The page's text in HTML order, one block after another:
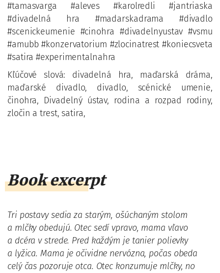
#tamasvarga #aleves #karolredli #jantriaska
#divadelná hra #madarskadrama #divadlo
#scenickeumenie #cinohra #divadelnyustav #vsmu
#amubb #konzervatorium #zlocinatrest #koniecsveta
#satira #experimentalnahra
Kľúčové slová: divadelná hra, maďarská dráma,
maďarské divadlo, divadlo, scénické umenie,
činohra, Divadelný ústav, rodina a rozpad rodiny,
zločin a trest, satira,
Book excerpt
Tri postavy sedia za starým, ošúchaným stolom
a mlčky obedujú. Otec sedí vpravo, mama vľavo
a dcéra v strede. Pred každým je tanier polievky
a lyžica. Mama je očividne nervózna, počas obeda
celý čas pozoruje otca. Otec konzumuje mlčky, no